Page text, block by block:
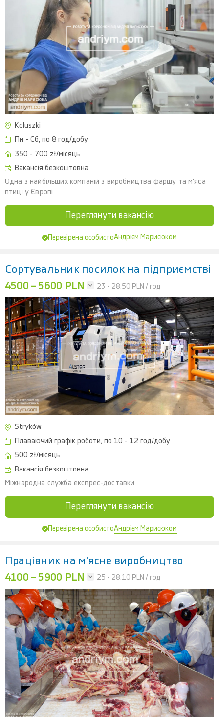
Koluszki
Пн - Сб, по 8 год/добу
350 - 700 zł/місяць
Вакансія безкоштовна
Одна з найбільших компаній з виробництва фаршу та м'яса
птиці у Європі
Переглянути вакансію
Перевірена особистоАндрієм Марисюком
Сортувальник посилок на підприємстві
4500 – 5600 PLN 23 - 28.50 PLN / год
Stryków
Плаваючий графік роботи, по 10 - 12 год/добу
500 zł/місяць
Вакансія безкоштовна
Міжнародна служба експрес-доставки
Переглянути вакансію
Перевірена особистоАндрієм Марисюком
Працівник на м'ясне виробництво
4100 – 5900 PLN 25 - 28.10 PLN / год